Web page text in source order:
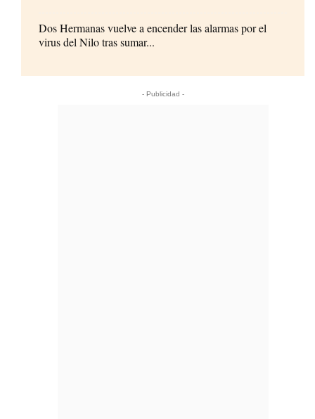
Dos Hermanas vuelve a encender las alarmas por el
virus del Nilo tras sumar...
- Publicidad -